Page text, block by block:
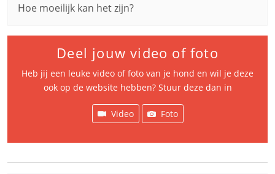
Hoe moeilijk kan het zijn?
Deel jouw video of foto
Heb jij een leuke video of foto van je hond en wil je deze
ook op de website hebben? Stuur deze dan in
Video Foto